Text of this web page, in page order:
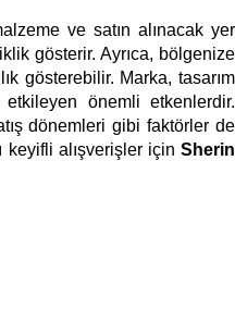
ve satın alınacak yer
gösterir. Ayrıca, bölgenize
gösterebilir. Marka, tasarım
önemli etkenlerdir.
dönemleri gibi faktörler de
keyifli alışverişler için Sherin